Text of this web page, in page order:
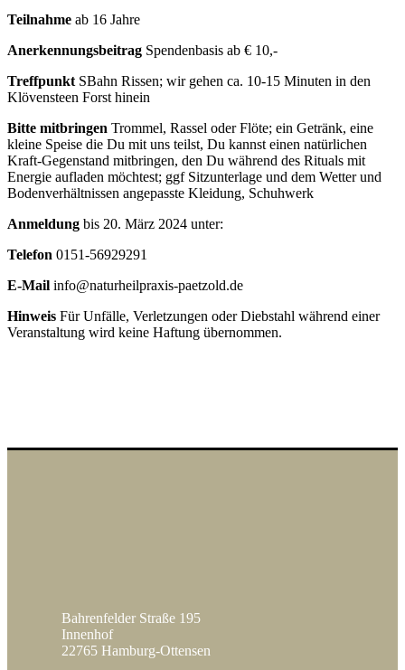
Teilnahme ab 16 Jahre
Anerkennungsbeitrag Spendenbasis ab € 10,-
TreffpunktSBahn Rissen; wir gehen ca. 10-15 Minuten in den
Klövensteen Forst hinein
Bitte mitbringen Trommel, Rassel oder Flöte; ein Getränk, eine
kleine Speise die Du mit uns teilst, Du kannst einen natürlichen
Kraft-Gegenstand mitbringen, den Du während des Rituals mit
Energie aufladen möchtest; ggf Sitzunterlage und dem Wetter und
Bodenverhältnissen angepasste Kleidung, Schuhwerk
Anmeldung bis 20. März 2024 unter:
Telefon 0151-56929291
E-Mail info@naturheilpraxis-paetzold.de
Hinweis Für Unfälle, Verletzungen oder Diebstahl während einer
Veranstaltung wird keine Haftung übernommen.
Bahrenfelder Straße 195
Innenhof
22765 Hamburg-Ottensen